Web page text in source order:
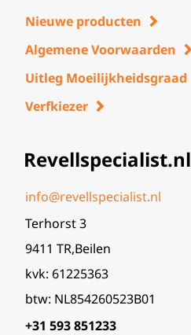
Nieuwe producten
Algemene Voorwaarden
Uitleg Moeilijkheidsgraad
Verfkiezer
Revellspecialist.nl
info@revellspecialist.nl
Terhorst 3
9411 TR,Beilen
kvk: 61225363
btw: NL854260523B01
+31 593 851233